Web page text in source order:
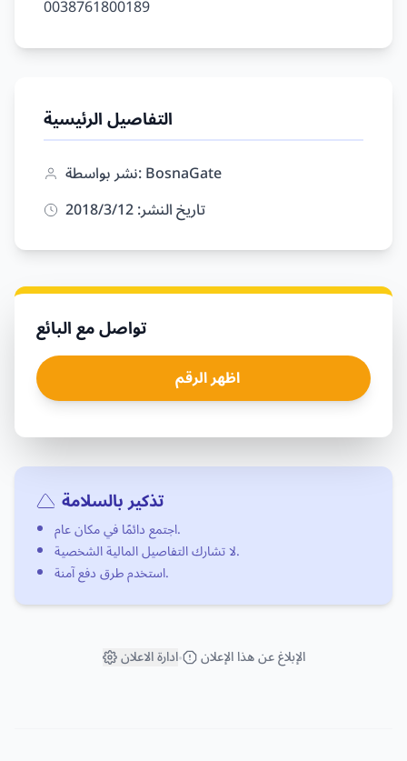
التفاصيل الرئيسية
نشر بواسطة: BosnaGate
تاريخ النشر: 12‏/3‏/2018
تواصل مع البائع
اظهر الرقم
تذكير بالسلامة
اجتمع دائمًا في مكان عام.
لا تشارك التفاصيل المالية الشخصية.
استخدم طرق دفع آمنة.
ادارة الاعلان• الإبلاغ عن هذا الإعلان